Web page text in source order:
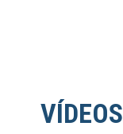
VÍDEOS